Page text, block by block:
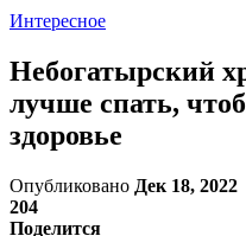
Интересное
Небогатырский
лучше спать,
здоровье
Опубликовано Дек 18, 2022
204
Поделится